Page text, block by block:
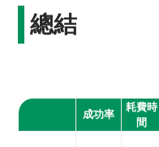
總結
成功率
耗費時
間